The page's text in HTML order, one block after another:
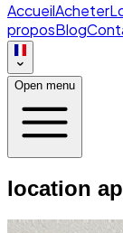
AccueilAcheter
proposBlog
Open menu
location